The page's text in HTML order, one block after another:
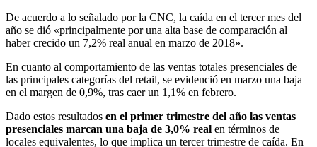
De acuerdo a lo señalado por la CNC, la caída en el tercer mes del
año se dió «principalmente por una alta base de comparación al
haber crecido un 7,2% real anual en marzo de 2018».
En cuanto al comportamiento de las ventas totales presenciales de
las principales categorías del retail, se evidenció en marzo una baja
en el margen de 0,9%, tras caer un 1,1% en febrero.
Dado estos resultados en el primer trimestre del año las ventas
presenciales marcan una baja de 3,0% real en términos de
locales equivalentes, lo que implica un tercer trimestre de caída. En